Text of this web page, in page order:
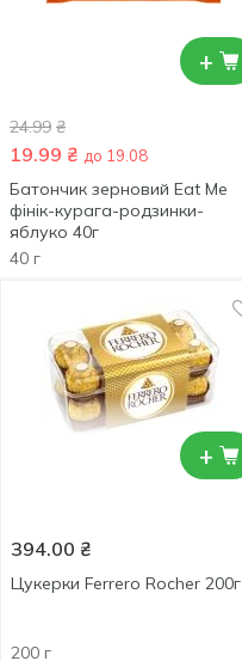
+
24.99 ₴
19.99 ₴ до 19.08
Батончик зерновий Eat Me
фінік-курага-родзинки-
яблуко 40г
40 г
+
394.00 ₴
Цукерки Ferrero Rocher 200г
200 г